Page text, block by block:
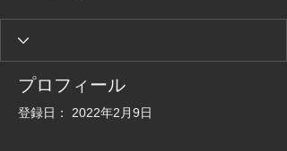
プロフィール
登録日： 2022年2月9日